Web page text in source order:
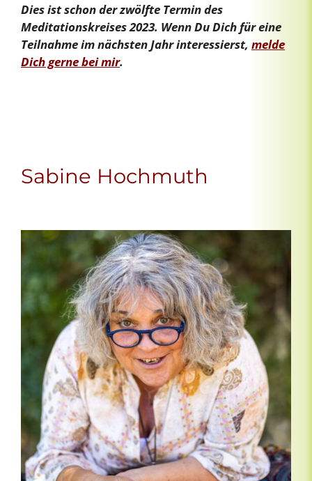
Dies ist schon der zwölfte Termin des
Meditationskreises 2023. Wenn Du Dich für eine
Teilnahme im nächsten Jahr interessierst, melde
Dich gerne bei mir.
Sabine Hochmuth